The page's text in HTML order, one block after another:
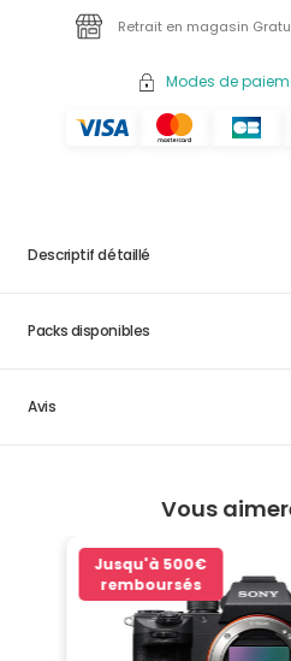
Retrait en magasin
Modes de
Descriptif détaillé
Packs disponibles
Avis
Vous
Jusqu'à 500€
remboursés